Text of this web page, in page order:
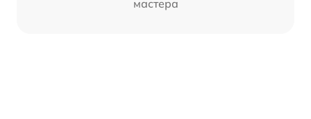
мастера